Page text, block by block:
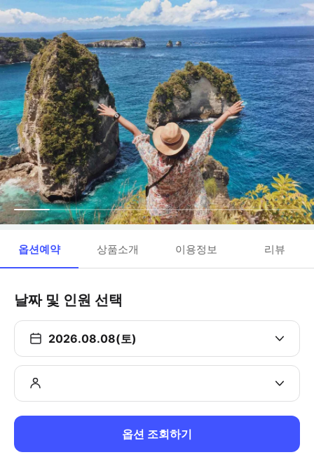
옵션예약 상품소개 이용정보 리뷰
날짜 및 인원 선택
2026.08.08(토)
옵션 조회하기